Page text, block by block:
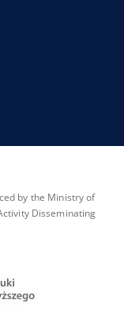
by the Ministry of
Disseminating